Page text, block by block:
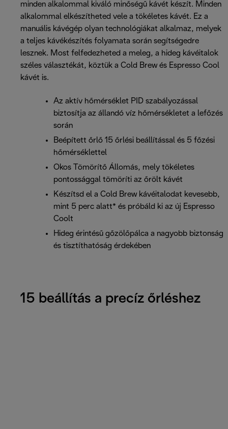
minden alkalommal kiváló minőségű kávét készít. Minden
alkalommal elkészítheted vele a tökéletes kávét. Ez a
manuális kávégép olyan technológiákat alkalmaz, melyek
a teljes kávékészítés folyamata során segítségedre
lesznek. Most felfedezheted a meleg, a hideg kávéitalok
széles választékát, köztük a Cold Brew és Espresso Cool
kávét is.
Az aktív hőmérséklet PID szabályozással
biztosítja az állandó víz hőmérsékletet a lefőzés
során
Beépített őrlő 15 őrlési beállítással és 5 főzési
hőmérséklettel
Okos Tömörítő Állomás, mely tökéletes
pontossággal tömöríti az őrölt kávét
Készítsd el a Cold Brew kávéitalodat kevesebb,
mint 5 perc alatt* és próbáld ki az új Espresso
Coolt
Hideg érintésű gőzölőpálca a nagyobb biztonság
és tisztíthatóság érdekében
15 beállítás a precíz őrléshez